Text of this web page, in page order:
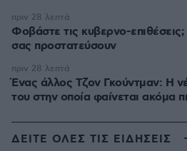
Φοβάστε τις κυβερνο-
σας προστατεύσουν
πριν 28 λεπτά
Ένας άλλος Τζον Γκούντμαν: H
του στην οποία φαίνεται ακόμα
πριν 28 λεπτά
ΔΕΙΤΕ ΟΛΕΣ ΤΙΣ ΕΙΔΗΣΕΙΣ